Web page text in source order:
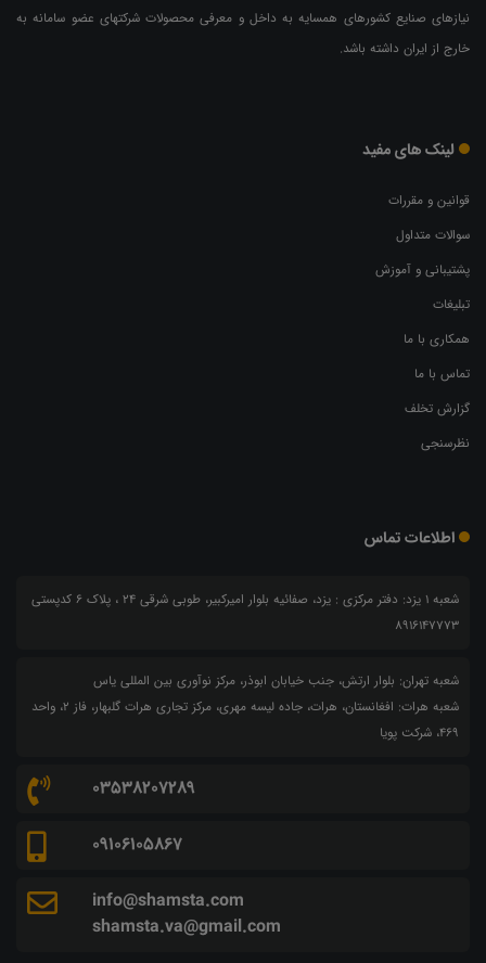
نیازهای صنایع کشورهای همسایه به داخل و معرفی محصولات شرکتهای عضو سامانه به
خارج از ایران داشته باشد.
لینک های مفید
قوانین و مقررات
سوالات متداول
پشتیبانی و آموزش
تبلیغات
همکاری با ما
تماس با ما
گزارش تخلف
نظرسنجی
اطلاعات تماس
شعبه 1 یزد: دفتر مرکزی : یزد، صفائیه بلوار امیرکبیر، طوبی شرقی 24 ، پلاک 6 کدپستی
8916147773
شعبه تهران: بلوار ارتش، جنب خیابان ابوذر، مرکز نوآوری بین المللی یاس
شعبه هرات: افغانستان، هرات، جاده لیسه مهری، مرکز تجاری هرات گلبهار، فاز ۲، واحد
۴۶۹، شرکت پویا
03538207289
09106105867
info@shamsta.com
shamsta.va@gmail.com